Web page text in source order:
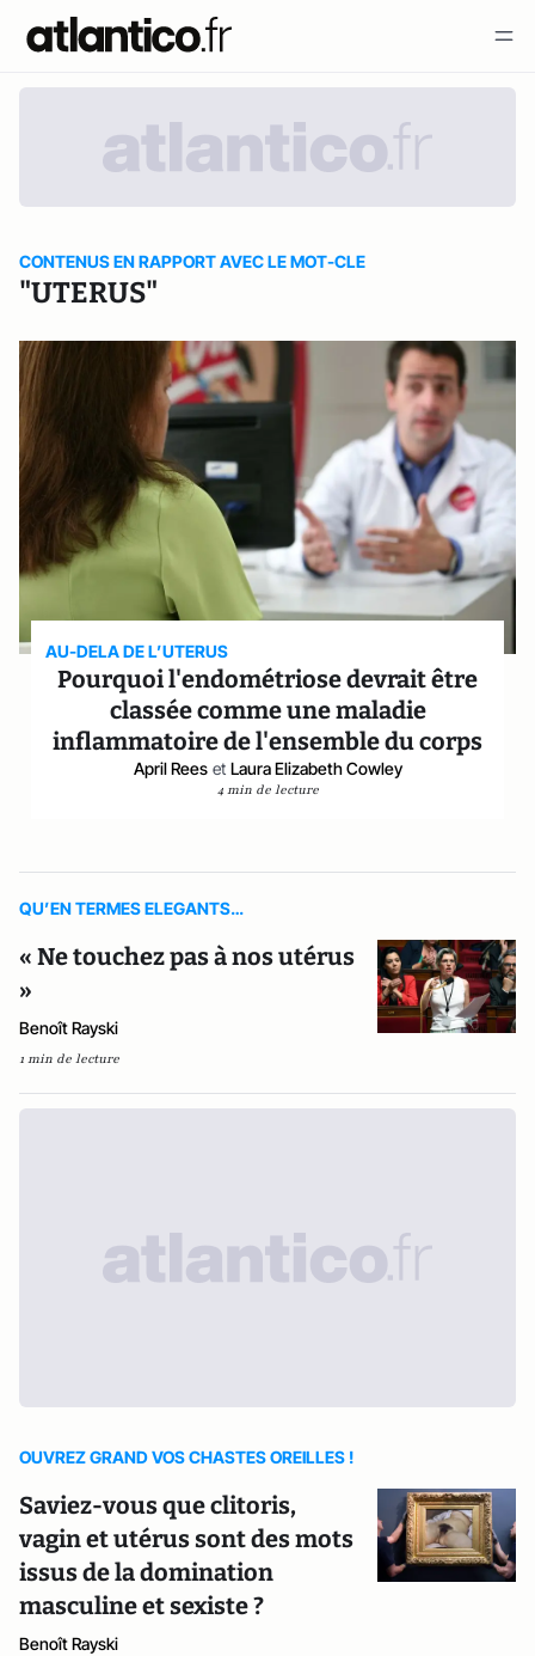
CONTENUS EN RAPPORT AVEC LE MOT-CLE
"UTERUS"
AU-DELA DE L’UTERUS
Pourquoi l'endométriose devrait être
classée comme une maladie
inflammatoire de l'ensemble du corps
April Rees et Laura Elizabeth Cowley
4 min de lecture
QU’EN TERMES ELEGANTS…
« Ne touchez pas à nos utérus
»
Benoît Rayski
1 min de lecture
OUVREZ GRAND VOS CHASTES OREILLES !
Saviez-vous que clitoris,
vagin et utérus sont des mots
issus de la domination
masculine et sexiste ?
Benoît Rayski